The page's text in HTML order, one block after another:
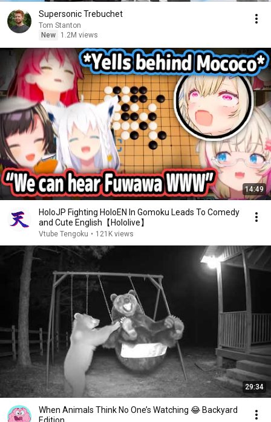
Supersonic Trebuchet
Tom Stanton
New
1.2M views
14:49
HoloJP Fighting HoloEN In Gomoku Leads To Comedy
and Cute English【Hololive】
Vtube Tengoku • 121K views
29:34
When Animals Think No One’s Watching 😂 Backyard